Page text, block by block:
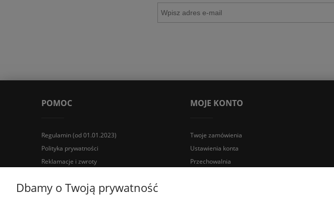
POMOC
Regulamin (od 01.01.2023)
Polityka prywatności
Reklamacje i zwroty
MOJE KONTO
Twoje zamówienia
Ustawienia konta
Przechowalnia
Wyposażenie łazienek Łazienki.eco | Pawła 23, 41-708 Ruda Śląska | E-mail:
Dbamy o Twoją prywatność